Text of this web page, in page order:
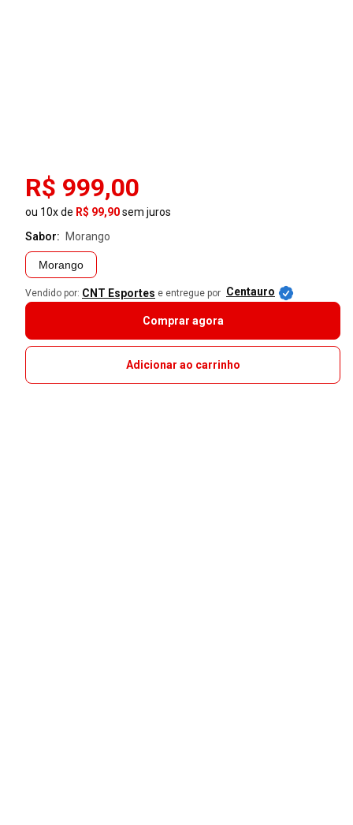
R$ 999,00
ou 10x de R$ 99,90sem juros
Sabor:
morango
Morango
Vendido por: CNT Esportes e entregue por Centauro
Comprar agora
Adicionar ao carrinho